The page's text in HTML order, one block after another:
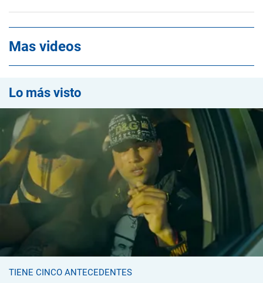
Mas videos
Lo más visto
TIENE CINCO ANTECEDENTES